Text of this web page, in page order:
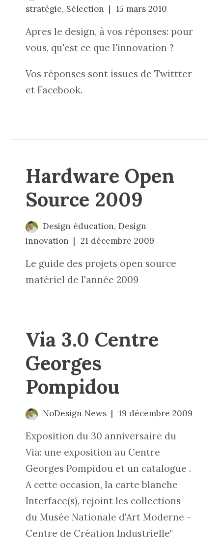
stratégie, Sélection 15 mars 2010
Apres le design, à vos réponses: pour
vous, qu'est ce que l'innovation ?
Vos réponses sont issues de Twittter
et Facebook.
Hardware Open
Source 2009
Design éducation, Design
innovation
21 décembre 2009
Le guide des projets open source
matériel de l'année 2009
Via 3.0 Centre
Georges
Pompidou
NoDesign News 19 décembre 2009
Exposition du 30 anniversaire du
Via: une exposition au Centre
Georges Pompidou et un catalogue .
A cette occasion, la carte blanche
Interface(s), rejoint les collections
du Musée Nationale d'Art Moderne -
Centre de Création Industrielle"